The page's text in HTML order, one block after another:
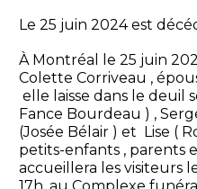
Le 25 juin 2024 est
À Montréal le 25 juin
Colette Corriveau ,
elle laisse dans le deuil
Fance Bourdeau ) ,
(Josée Bélair ) et Lise (
petits-enfants , parents
accueillera les visiteurs